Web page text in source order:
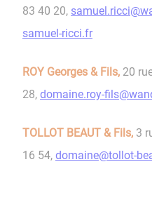
83 40 20,
samuel-ricci.fr
ROY Georges & Fils, 20
28, domaine.roy-
TOLLOT BEAUT & Fils, 3
16 54, domaine@tollot-